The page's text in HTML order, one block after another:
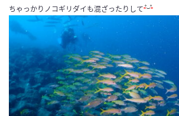
ちゃっかりノコギリダイも混ざったりして